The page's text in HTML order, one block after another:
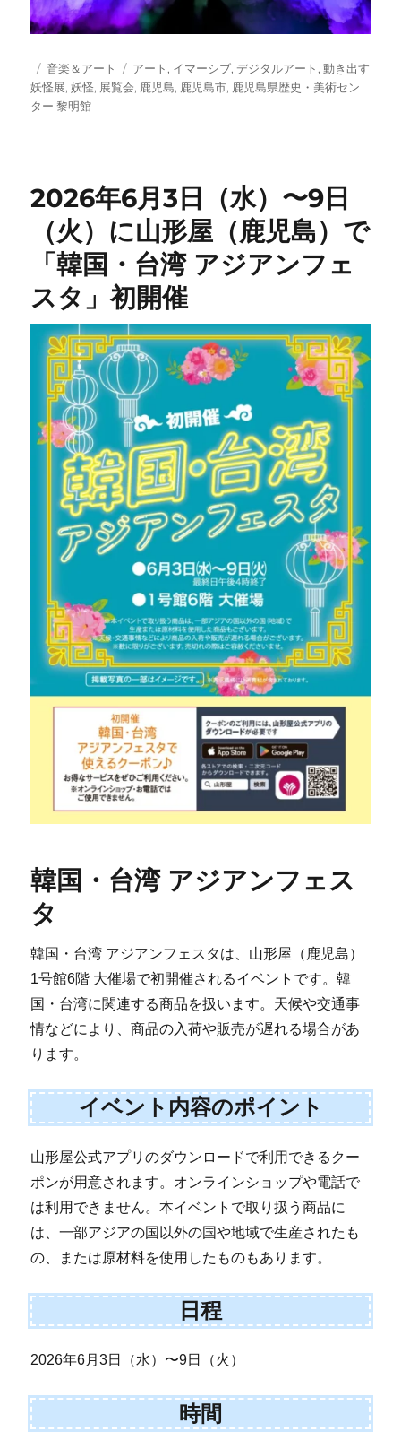
投
稿
日:
カ
テ
ゴ
音楽＆アート
タ
グ
アート , イマーシブ,デジタルアート ,動き出す
妖怪展,妖怪, 展覧会, 鹿児島, 鹿児島市, 鹿児島県歴史・美術セン
ター 黎明館
2026年6月3日（水）〜9日
（火）に山形屋（鹿児島）で
「韓国・台湾 アジアンフェ
スタ」初開催
韓国・台湾 アジアンフェス
タ
韓国・台湾 アジアンフェスタは、山形屋（鹿児島）
1号館6階 大催場で初開催されるイベントです。韓
国・台湾に関連する商品を扱います。天候や交通事
情などにより、商品の入荷や販売が遅れる場合があ
ります。
イベント内容のポイント
山形屋公式アプリのダウンロードで利用できるクー
ポンが用意されます。オンラインショップや電話で
は利用できません。本イベントで取り扱う商品に
は、一部アジアの国以外の国や地域で生産されたも
の、または原材料を使用したものもあります。
日程
2026年6月3日（水）〜9日（火）
時間